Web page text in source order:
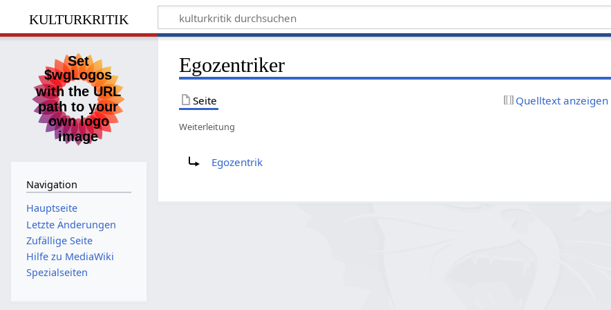
kulturkritik
Egozentriker
Seite Quelltext anzeigen
Weiterleitung
Egozentrik
Navigation
Hauptseite
Letzte Änderungen
Zufällige Seite
Hilfe zu MediaWiki
Spezialseiten